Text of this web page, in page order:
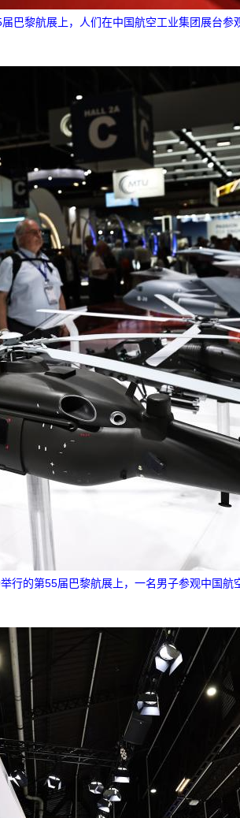
巴黎航展上，人们在中国航空工业集团展台
行的第55届巴黎航展上，一名男子参观中国航